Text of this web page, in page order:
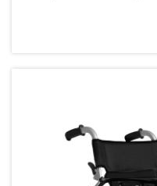
أو الاستعجال. هذه هي
القابل للطي،
إلى دعم